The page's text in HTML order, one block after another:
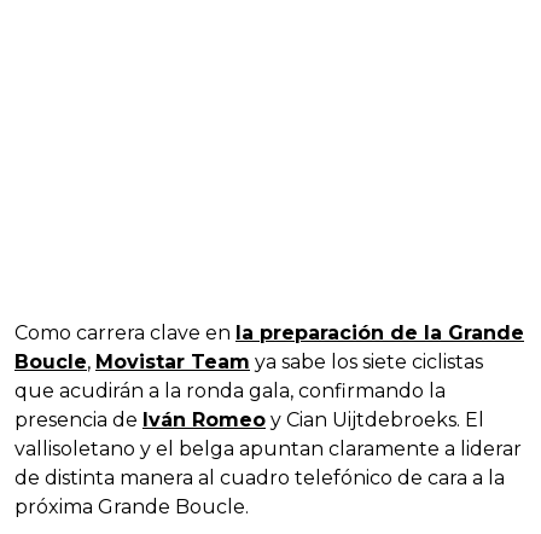
Como carrera clave en la preparación de la Grande
Boucle, Movistar Team ya sabe los siete ciclistas
que acudirán a la ronda gala, confirmando la
presencia de Iván Romeo y Cian Uijtdebroeks. El
vallisoletano y el belga apuntan claramente a liderar
de distinta manera al cuadro telefónico de cara a la
próxima Grande Boucle.